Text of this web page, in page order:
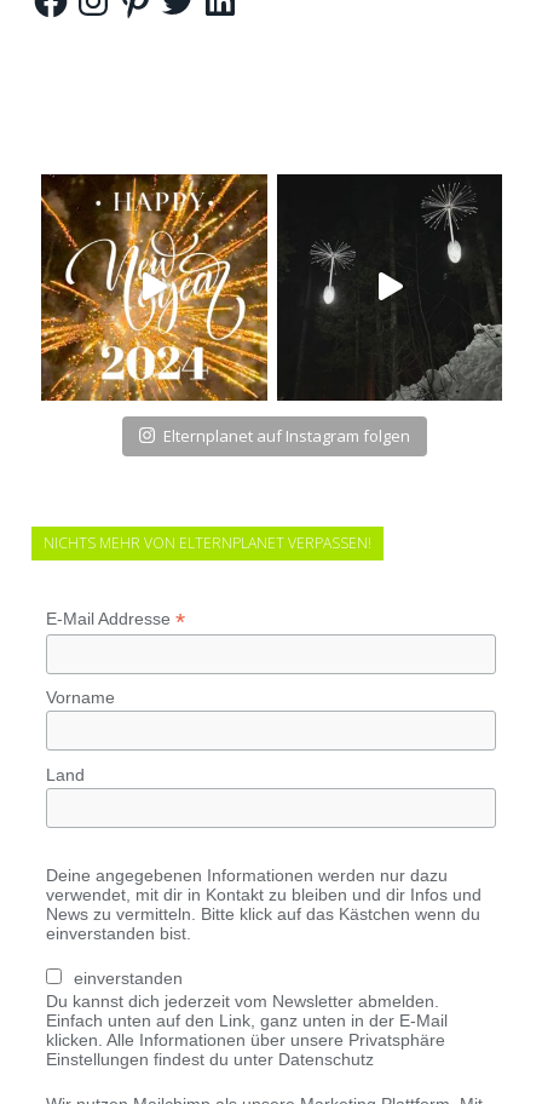
Elternplanet auf Instagram folgen
NICHTS MEHR VON ELTERNPLANET VERPASSEN!
E-Mail Addresse *
Vorname
Land
Deine angegebenen Informationen werden nur dazu
verwendet, mit dir in Kontakt zu bleiben und dir Infos und
News zu vermitteln. Bitte klick auf das Kästchen wenn du
einverstanden bist.
einverstanden
Du kannst dich jederzeit vom Newsletter abmelden.
Einfach unten auf den Link, ganz unten in der E-Mail
klicken. Alle Informationen über unsere Privatsphäre
Einstellungen findest du unter Datenschutz